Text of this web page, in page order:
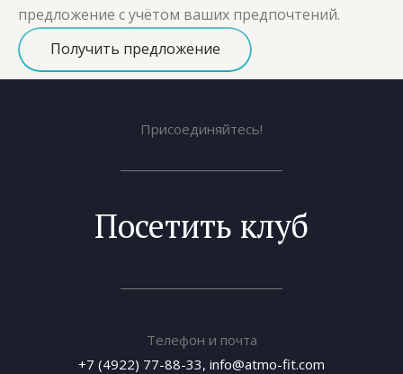
предложение с учётом ваших предпочтений.
Получить предложение
Присоединяйтесь!
Посетить клуб
Телефон и почта
+7 (4922) 77-88-33, info@atmo-fit.com